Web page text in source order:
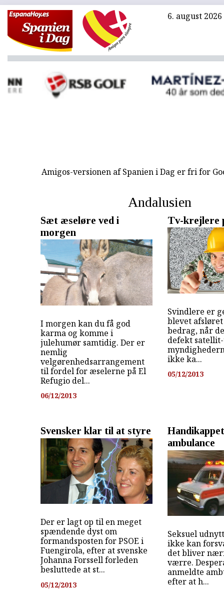
6. august 2026
Amigos-versionen af Spanien i Dag er fri for
Andalusien
Sæt æseløre ved i
morgen
I morgen kan du få god
karma og komme i
julehumør samtidig. Der er
nemlig
velgørenhedsarrangement
til fordel for æselerne på El
Refugio del...
06/12/2013
Tv-krejlere
Svindlere er
blevet
bedrag, når
defekt
ikke ka...
05/12/2013
Svensker klar til at styre
Der er lagt op til en meget
spændende dyst om
formandsposten for PSOE i
Fuengirola, efter at svenske
Johanna Forssell forleden
besluttede at st...
05/12/2013
ambulance
Seksuel
ikke kan
det bliver
værre.
anmeldte
efter at h...